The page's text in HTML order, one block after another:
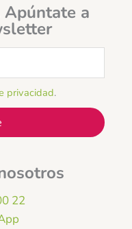
Apúntate a
privacidad.
22